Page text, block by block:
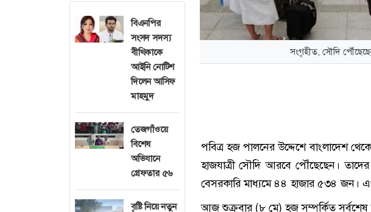
বিএনপির
সংসদ সদস্য
বীথিকাকে
আইনি নোটিশ
দিলেন আসিফ
মাহমুদ
তেজগাঁওয়ে
বিশেষ
অভিযানে
গ্রেফতার ৫৬
বৃষ্টি নিয়ে নতুন
সংগৃহীত, সৌদি
পবিত্র হজ পালনের উদ্দেশে বাংলাদেশ
হাজযাত্রী সৌদি আরবে পৌঁছেছেন।
বেসরকারি মাধ্যমে ৪৪ হাজার ৫৩৪ জন।
আজ শুক্রবার (৮ মে) হজ সম্পর্কিত সর্বশেষ